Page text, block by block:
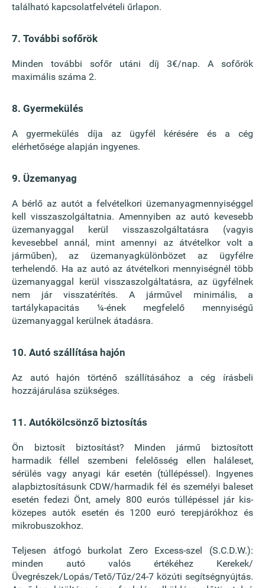
található kapcsolatfelvételi űrlapon.
7. További sofőrök
Minden további sofőr utáni díj 3€/nap. A sofőrök
maximális száma 2.
8. Gyermekülés
A gyermekülés díja az ügyfél kérésére és a cég
elérhetősége alapján ingyenes.
9. Üzemanyag
A bérlő az autót a felvételkori üzemanyagmennyiséggel
kell visszaszolgáltatnia. Amennyiben az autó kevesebb
üzemanyaggal kerül visszaszolgáltatásra (vagyis
kevesebbel annál, mint amennyi az átvételkor volt a
járműben), az üzemanyagkülönbözet az ügyfélre
terhelendő. Ha az autó az átvételkori mennyiségnél több
üzemanyaggal kerül visszaszolgáltatásra, az ügyfélnek
nem jár visszatérítés. A járművel minimális, a
tartálykapacitás ¼-ének megfelelő mennyiségű
üzemanyaggal kerülnek átadásra.
10. Autó szállítása hajón
Az autó hajón történő szállításához a cég írásbeli
hozzájárulása szükséges.
11. Autókölcsönző biztosítás
Ön biztosít biztosítást? Minden jármű biztosított
harmadik féllel szembeni felelősség ellen haláleset,
sérülés vagy anyagi kár esetén (túllépéssel). Ingyenes
alapbiztosításunk CDW/harmadik fél és személyi baleset
esetén fedezi Önt, amely 800 eurós túllépéssel jár kis-
közepes autók esetén és 1200 euró terepjárókhoz és
mikrobuszokhoz.
Teljesen átfogó burkolat Zero Excess-szel (S.C.D.W.):
minden autó valós értékéhez Kerekek/
Üvegrészek/Lopás/Tető/Tűz/24-7 közúti segítségnyújtás.